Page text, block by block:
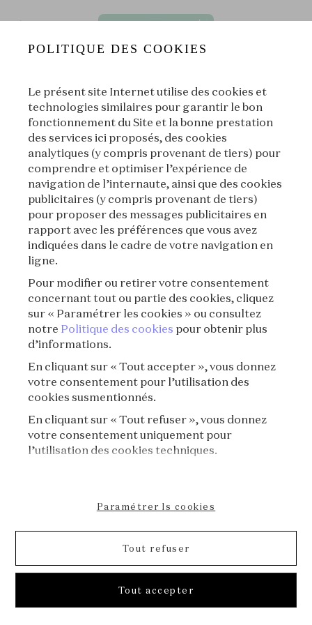
romances] E04⏐Les “grillz” de mariage de Rihanna, ou
La Voix des Bijoux | L'École des Arts Joailliers
00:00
Suivant | À propos
À propos
mariage de Rihanna, ou la construction d’un
mythe
La Voix des Bijoux
POLITIQUE DES COOKIES
Le présent site Internet utilise des cookies et
technologies similaires pour garantir le bon
fonctionnement du Site et la bonne prestation
des services ici proposés, des cookies
analytiques (y compris provenant de tiers) pour
comprendre et optimiser l’expérience de
navigation de l’internaute, ainsi que des cookies
publicitaires (y compris provenant de tiers)
pour proposer des messages publicitaires en
rapport avec les préférences que vous avez
indiquées dans le cadre de votre navigation en
ligne.
Pour modifier ou retirer votre consentement
concernant tout ou partie des cookies, cliquez
sur « Paramétrer les cookies » ou consultez
notre Politique des cookies pour obtenir plus
d’informations.
En cliquant sur « Tout accepter », vous donnez
votre consentement pour l’utilisation des
cookies susmentionnés.
En cliquant sur « Tout refuser », vous donnez
votre consentement uniquement pour
l’utilisation des cookies techniques.
Paramétrer ls cookies
Tout refuser
Tout accepter